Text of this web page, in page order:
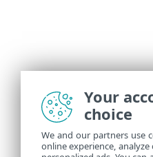
Your
choice
We and our partners use
online experience,